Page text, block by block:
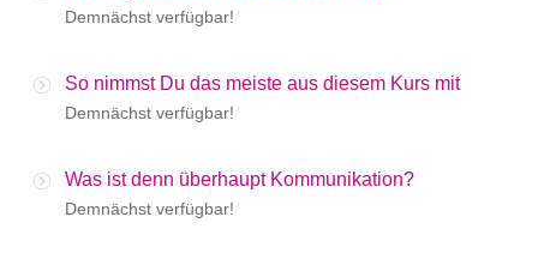
Demnächst verfügbar!
So nimmst Du das meiste aus diesem Kurs mit
Demnächst verfügbar!
Was ist denn überhaupt Kommunikation?
Demnächst verfügbar!